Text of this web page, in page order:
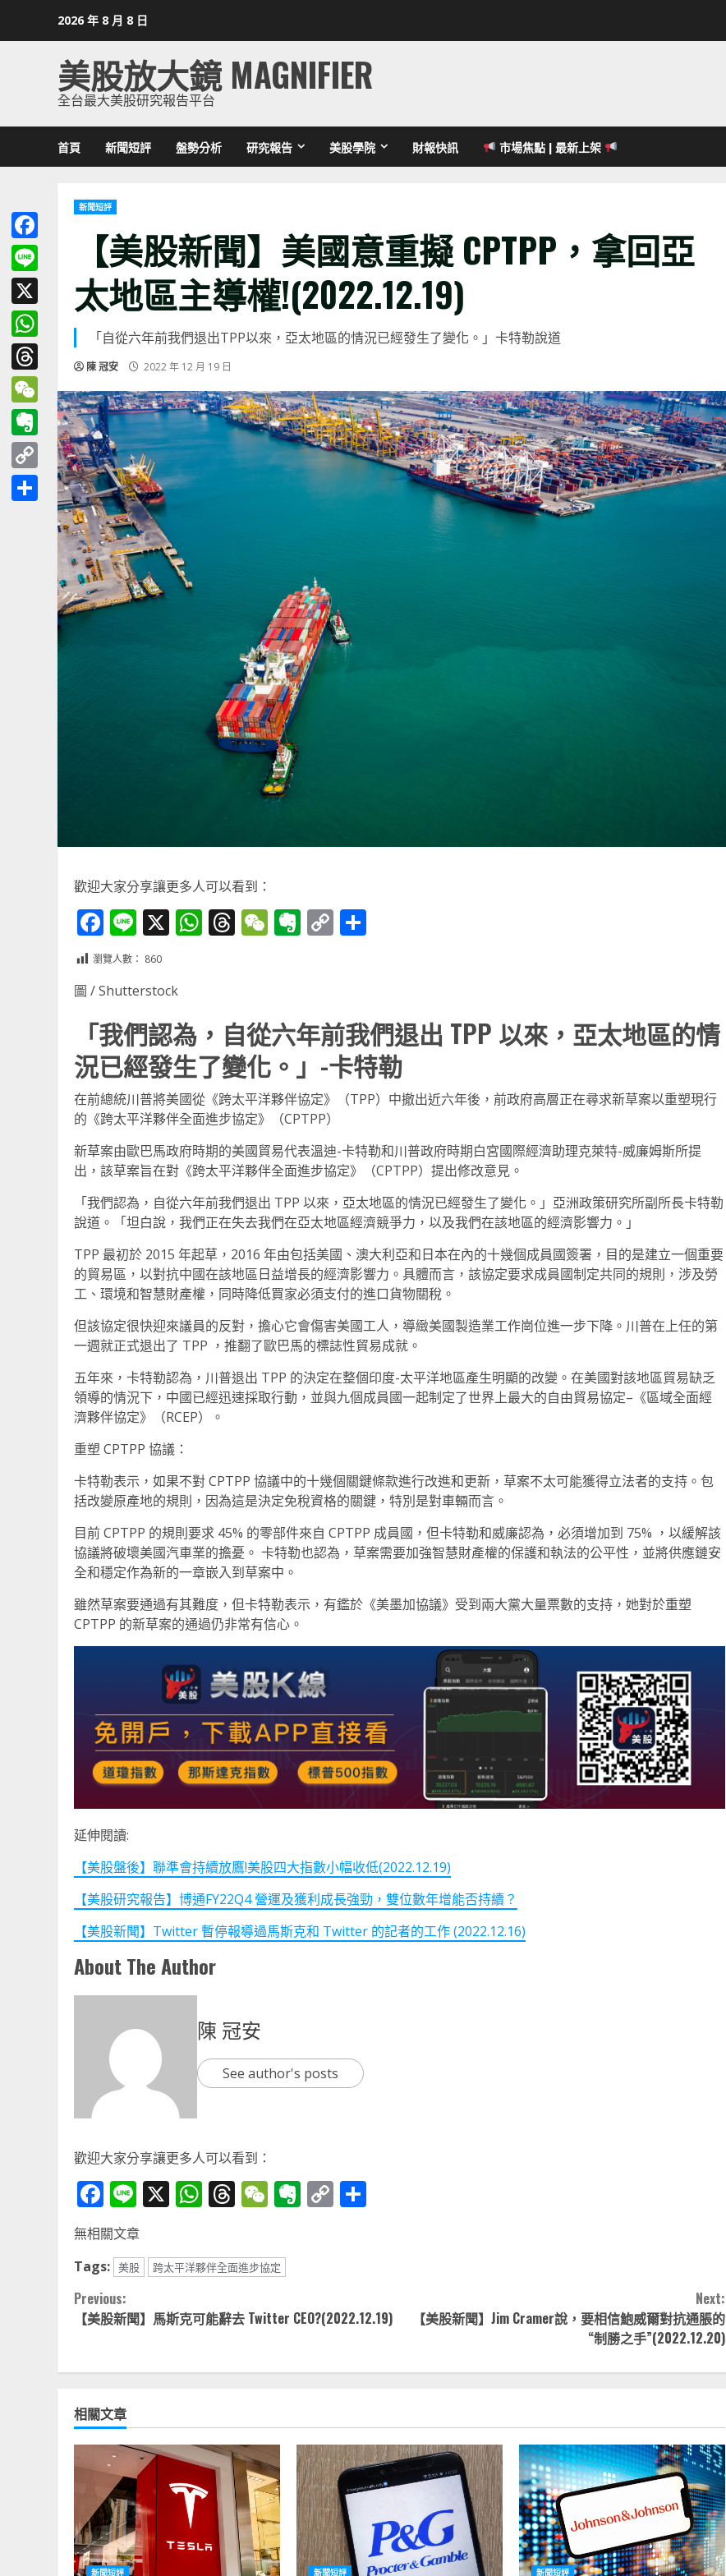
2026 年 8 月 8 日
美股放大鏡 MAGNIFIER
全台最大美股研究報告平台
首頁 新聞短評 盤勢分析 研究報告 美股學院 財報快訊 市場焦點 | 最新上架
新聞短評
【美股新聞】美國意重擬 CPTPP，拿回亞
太地區主導權!(2022.12.19)
「自從六年前我們退出TPP以來，亞太地區的情況已經發生了變化。」卡特勒說道
陳 冠安 2022 年 12 月 19 日
歡迎大家分享讓更多人可以看到：
Facebook
Line
X WhatsApp
Threads
WeChat
Evernote
Copy
瀏覽人數： 860
圖 / Shutterstock
「我們認為，自從六年前我們退出 TPP 以來，亞太地區的情
況已經發生了變化。」-卡特勒
在前總統川普將美國從《跨太平洋夥伴協定》（TPP）中撤出近六年後，前政府高層正在尋求新草案以重塑現行
的《跨太平洋夥伴全面進步協定》（CPTPP）
新草案由歐巴馬政府時期的美國貿易代表溫迪-卡特勒和川普政府時期白宮國際經濟助理克萊特-威廉姆斯所提
出，該草案旨在對《跨太平洋夥伴全面進步協定》（CPTPP）提出修改意見。
「我們認為，自從六年前我們退出 TPP 以來，亞太地區的情況已經發生了變化。」亞洲政策研究所副所長卡特勒
說道。「坦白說，我們正在失去我們在亞太地區經濟競爭力，以及我們在該地區的經濟影響力。」
TPP 最初於 2015 年起草，2016 年由包括美國、澳大利亞和日本在內的十幾個成員國簽署，目的是建立一個重要
的貿易區，以對抗中國在該地區日益增長的經濟影響力。具體而言，該協定要求成員國制定共同的規則，涉及勞
工、環境和智慧財產權，同時降低買家必須支付的進口貨物關稅。
但該協定很快迎來議員的反對，擔心它會傷害美國工人，導緻美國製造業工作崗位進一步下降。川普在上任的第
一週就正式退出了 TPP ，推翻了歐巴馬的標誌性貿易成就。
五年來，卡特勒認為，川普退出 TPP 的決定在整個印度-太平洋地區產生明顯的改變。在美國對該地區貿易缺乏
領導的情況下，中國已經迅速採取行動，並與九個成員國一起制定了世界上最大的自由貿易協定–《區域全面經
濟夥伴協定》（RCEP）。
重塑 CPTPP 協議：
卡特勒表示，如果不對 CPTPP 協議中的十幾個關鍵條款進行改進和更新，草案不太可能獲得立法者的支持。包
括改變原產地的規則，因為這是決定免稅資格的關鍵，特別是對車輛而言。
目前 CPTPP 的規則要求 45% 的零部件來自 CPTPP 成員國，但卡特勒和威廉認為，必須增加到 75% ，以緩解該
協議將破壞美國汽車業的擔憂。 卡特勒也認為，草案需要加強智慧財產權的保護和執法的公平性，並將供應鏈安
全和穩定作為新的一章嵌入到草案中。
雖然草案要通過有其難度，但卡特勒表示，有鑑於《美墨加協議》受到兩大黨大量票數的支持，她對於重塑
CPTPP 的新草案的通過仍非常有信心。
延伸閱讀:
【美股盤後】聯準會持續放鷹!美股四大指數小幅收低(2022.12.19)
【美股研究報告】博通FY22Q4 營運及獲利成長強勁，雙位數年增能否持續？
【美股新聞】Twitter 暫停報導過馬斯克和 Twitter 的記者的工作 (2022.12.16)
About The Author
陳 冠安
See author's posts
歡迎大家分享讓更多人可以看到：
Facebook
Line
X WhatsApp
Threads
WeChat
Evernote
Copy
無相關文章
Tags: 美股 跨太平洋夥伴全面進步協定
Continue
Reading
Previous:
【美股新聞】馬斯克可能辭去 Twitter CEO?(2022.12.19)
Next:
【美股新聞】Jim Cramer說，要相信鮑威爾對抗通脹的
“制勝之手”(2022.12.20)
相關文章
新聞短評 新聞短評 新聞短評
Facebook
Line
X
WhatsApp
Threads
WeChat
Evernote
Copy